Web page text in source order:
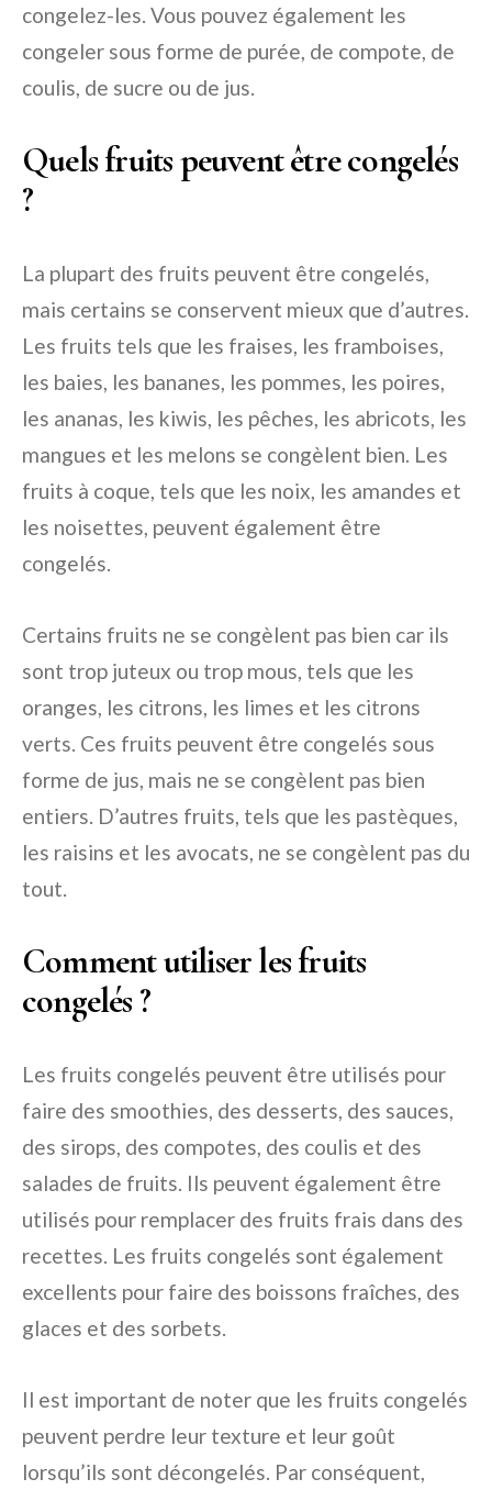
congelez-les. Vous pouvez également les
congeler sous forme de purée, de compote, de
coulis, de sucre ou de jus.
Quels fruits peuvent être congelés
?
La plupart des fruits peuvent être congelés,
mais certains se conservent mieux que d’autres.
Les fruits tels que les fraises, les framboises,
les baies, les bananes, les pommes, les poires,
les ananas, les kiwis, les pêches, les abricots, les
mangues et les melons se congèlent bien. Les
fruits à coque, tels que les noix, les amandes et
les noisettes, peuvent également être
congelés.
Certains fruits ne se congèlent pas bien car ils
sont trop juteux ou trop mous, tels que les
oranges, les citrons, les limes et les citrons
verts. Ces fruits peuvent être congelés sous
forme de jus, mais ne se congèlent pas bien
entiers. D’autres fruits, tels que les pastèques,
les raisins et les avocats, ne se congèlent pas du
tout.
Comment utiliser les fruits
congelés ?
Les fruits congelés peuvent être utilisés pour
faire des smoothies, des desserts, des sauces,
des sirops, des compotes, des coulis et des
salades de fruits. Ils peuvent également être
utilisés pour remplacer des fruits frais dans des
recettes. Les fruits congelés sont également
excellents pour faire des boissons fraîches, des
glaces et des sorbets.
Il est important de noter que les fruits congelés
peuvent perdre leur texture et leur goût
lorsqu’ils sont décongelés. Par conséquent,